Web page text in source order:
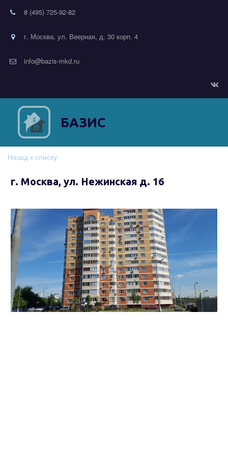
8 (495) 725-92-82
г. Москва, ул. Веерная, д. 30 корп. 4
info@bazis-mkd.ru
БАЗИС
Назад к списку
г. Москва, ул. Нежинская д. 16